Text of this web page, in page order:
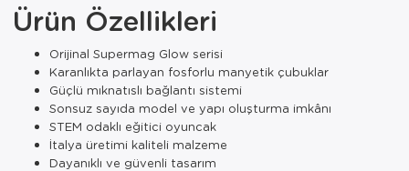
Ürün Özellikleri
Orijinal Supermag Glow serisi
Karanlıkta parlayan fosforlu manyetik çubuklar
Güçlü mıknatıslı bağlantı sistemi
Sonsuz sayıda model ve yapı oluşturma imkânı
STEM odaklı eğitici oyuncak
İtalya üretimi kaliteli malzeme
Dayanıklı ve güvenli tasarım